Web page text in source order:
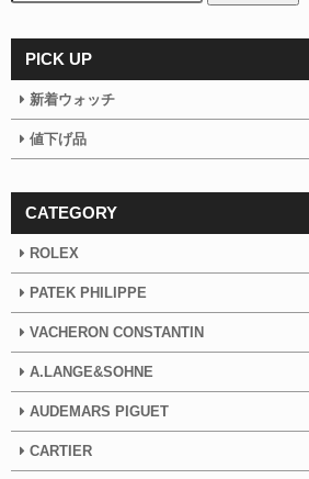
PICK UP
新着ウォッチ
値下げ品
CATEGORY
ROLEX
PATEK PHILIPPE
VACHERON CONSTANTIN
A.LANGE&SOHNE
AUDEMARS PIGUET
CARTIER